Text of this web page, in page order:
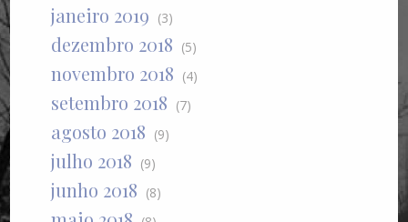
janeiro 2019 (3)
dezembro 2018 (5)
novembro 2018 (4)
setembro 2018 (7)
agosto 2018 (9)
julho 2018 (9)
junho 2018 (8)